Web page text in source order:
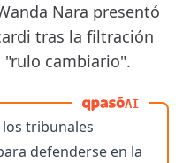
Nara presentó
tras la filtración
"rulo cambiario".
AI
tribunales
defenderse en la